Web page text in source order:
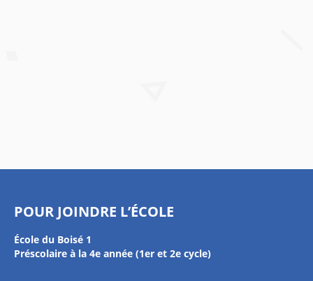
POUR JOINDRE L’ÉCOLE
École du Boisé 1
Préscolaire à la 4e année (1er et 2e cycle)